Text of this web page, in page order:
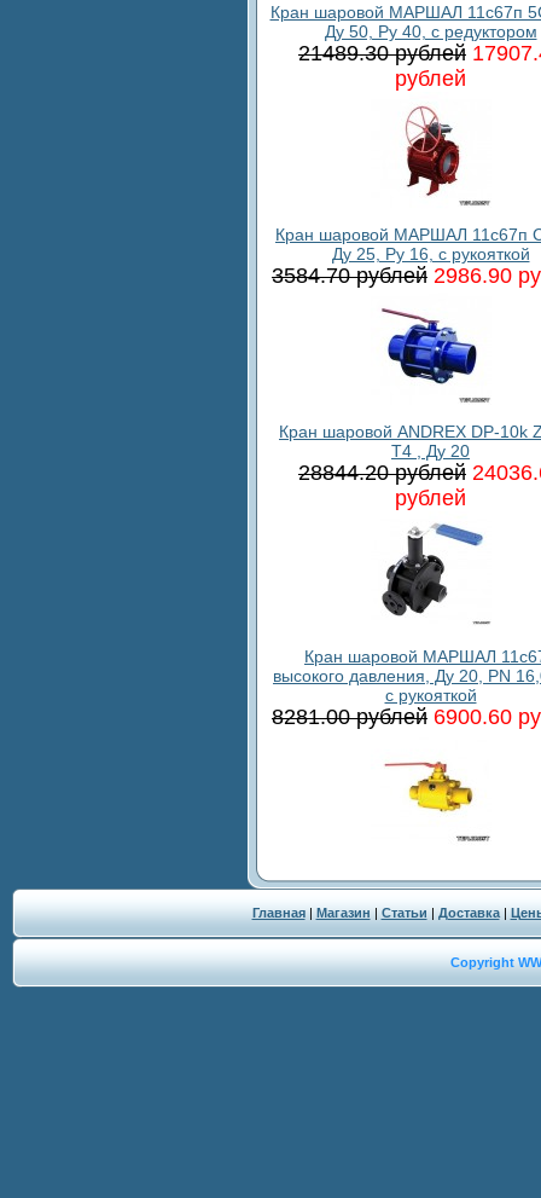
Кран шаровой МАРШАЛ 11с67п
Ду 50, Ру 40, с редуктором
21489.30 рублей
рублей
Кран шаровой МАРШАЛ 11с67п
Ду 25, Ру 16, с рукояткой
3584.70 рублей 2986.90
Кран шаровой ANDREX DP-10k
T4 , Ду 20
28844.20 рублей
рублей
Кран шаровой МАРШАЛ
высокого давления, Ду 20, PN
с рукояткой
8281.00 рублей 6900.60
Главная| Магазин | Статьи | Доставка|
Copyright